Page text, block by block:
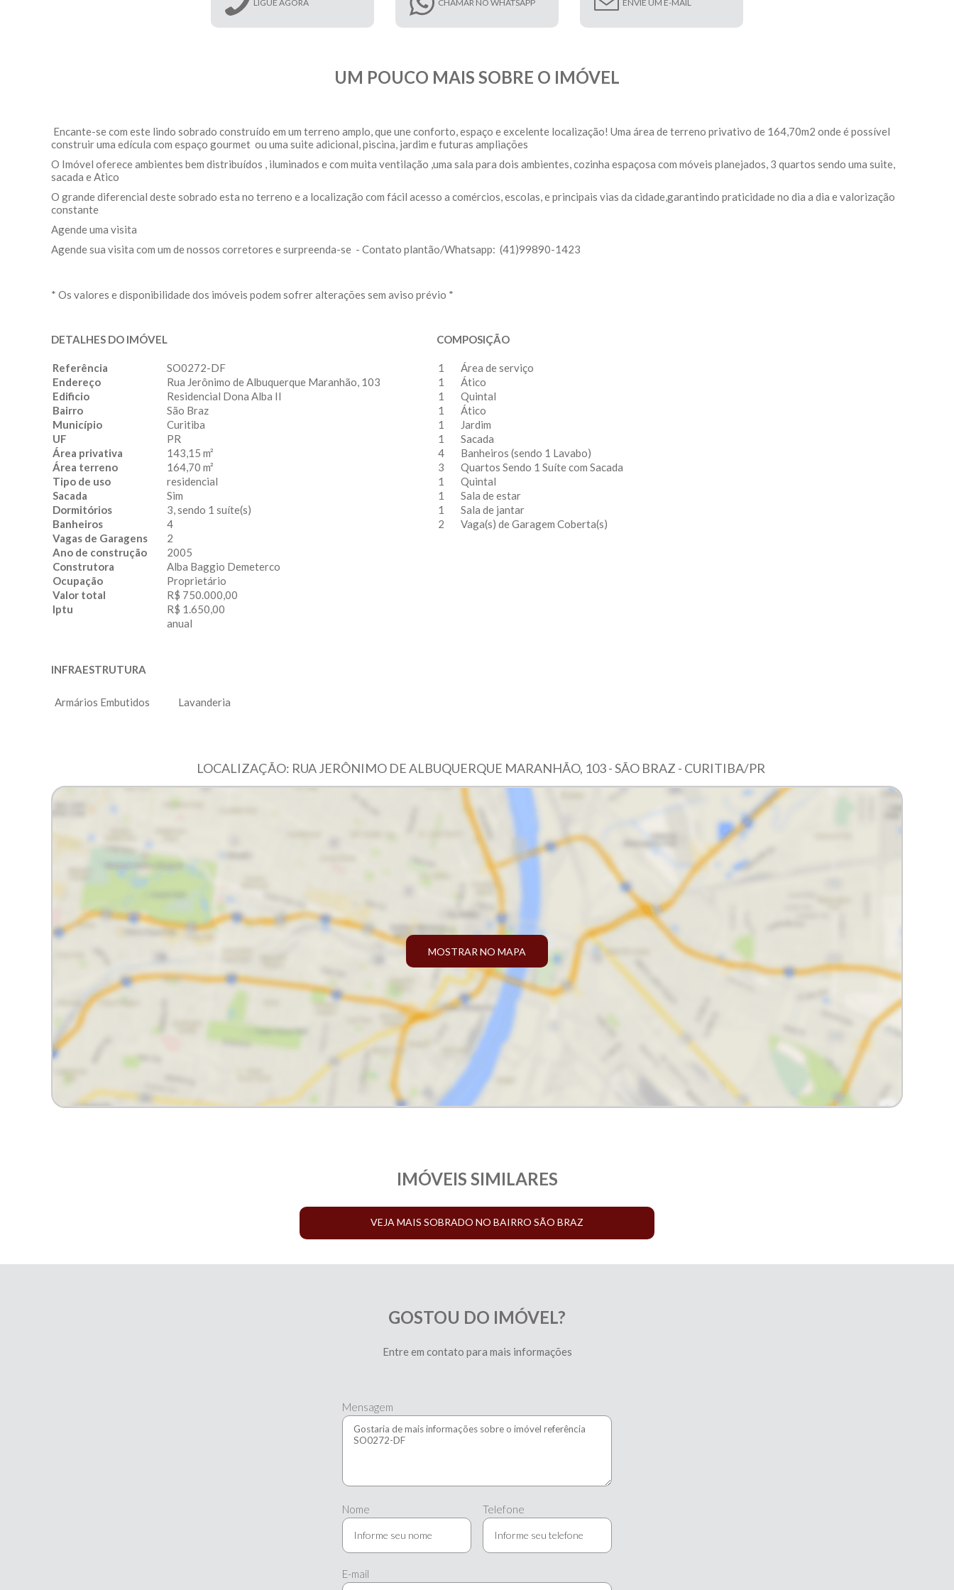
LIGUE AGORA CHAMAR NO WHATSAPP ENVIE UM E-MAIL
UM POUCO MAIS SOBRE O IMÓVEL
Encante-se com este lindo sobrado construído em um terreno amplo, que une conforto, espaço e excelente localização! Uma área de terreno privativo de 164,70m2 onde é possível
construir uma edícula com espaço gourmet ou uma suite adicional, piscina, jardim e futuras ampliações
O Imóvel oferece ambientes bem distribuídos , iluminados e com muita ventilação ,uma sala para dois ambientes, cozinha espaçosa com móveis planejados, 3 quartos sendo uma suite,
sacada e Atico
O grande diferencial deste sobrado esta no terreno e a localização com fácil acesso a comércios, escolas, e principais vias da cidade,garantindo praticidade no dia a dia e valorização
constante
Agende uma visita
Agende sua visita com um de nossos corretores e surpreenda-se - Contato plantão/Whatsapp: (41)99890-1423
* Os valores e disponibilidade dos imóveis podem sofrer alterações sem aviso prévio *
DETALHES DO IMÓVEL
Referência
SO0272-DF
Endereço
Rua Jerônimo de Albuquerque Maranhão, 103
Edificio
Residencial Dona Alba II
Bairro
São Braz
Município
Curitiba
UF
PR
Área privativa
143,15 m²
Área terreno
164,70 m²
Tipo de uso
residencial
Sacada
Sim
Dormitórios
3, sendo 1 suíte(s)
Banheiros
4
Vagas de Garagens
2
Ano de construção
2005
Construtora
Alba Baggio Demeterco
Ocupação
Proprietário
Valor total
R$ 750.000,00
Iptu
R$ 1.650,00
anual
COMPOSIÇÃO
1
Área de serviço
1
Ático
1
Quintal
1
Ático
1
Jardim
1
Sacada
4
Banheiros (sendo 1 Lavabo)
3
Quartos Sendo 1 Suíte com Sacada
1
Quintal
1
Sala de estar
1
Sala de jantar
2
Vaga(s) de Garagem Coberta(s)
INFRAESTRUTURA
Armários Embutidos Lavanderia
LOCALIZAÇÃO: RUA JERÔNIMO DE ALBUQUERQUE MARANHÃO, 103 - SÃO BRAZ - CURITIBA/PR
MOSTRAR NO MAPA
IMÓVEIS SIMILARES
VEJA MAIS SOBRADO NO BAIRRO SÃO BRAZ
GOSTOU DO IMÓVEL?
Entre em contato para mais informações
Mensagem
Nome Telefone
E-mail